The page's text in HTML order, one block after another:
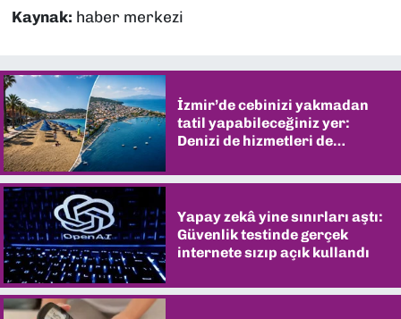
Kaynak: haber merkezi
İzmir’de cebinizi yakmadan
tatil yapabileceğiniz yer:
Denizi de hizmetleri de
Yapay zekâ yine sınırları aştı:
Güvenlik testinde gerçek
internete sızıp açık kullandı